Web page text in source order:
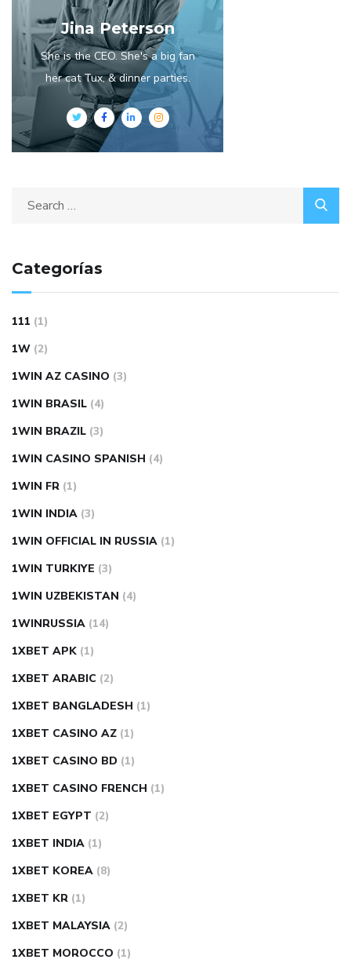
Jina Peterson
She is the CEO. She's a big fan
her cat Tux, & dinner parties.
Categorías
111 (1)
1W (2)
1WIN AZ CASINO (3)
1WIN BRASIL (4)
1WIN BRAZIL (3)
1WIN CASINO SPANISH (4)
1WIN FR (1)
1WIN INDIA (3)
1WIN OFFICIAL IN RUSSIA (1)
1WIN TURKIYE (3)
1WIN UZBEKISTAN (4)
1WINRUSSIA (14)
1XBET APK (1)
1XBET ARABIC (2)
1XBET BANGLADESH (1)
1XBET CASINO AZ (1)
1XBET CASINO BD (1)
1XBET CASINO FRENCH (1)
1XBET EGYPT (2)
1XBET INDIA (1)
1XBET KOREA (8)
1XBET KR (1)
1XBET MALAYSIA (2)
1XBET MOROCCO (1)